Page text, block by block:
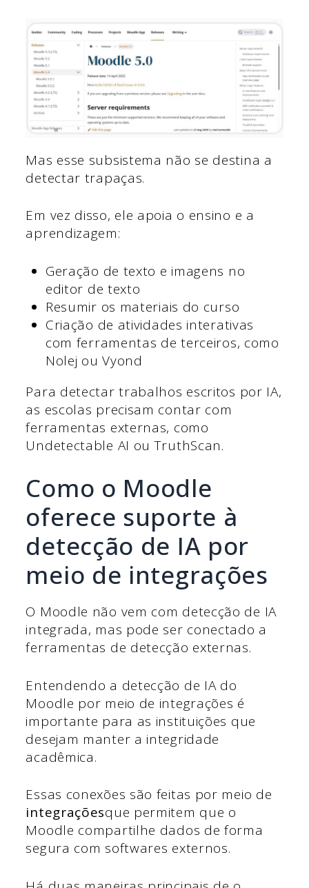
Mas esse subsistema não se destina a
detectar trapaças.
Em vez disso, ele apoia o ensino e a
aprendizagem:
Geração de texto e imagens no
editor de texto
Resumir os materiais do curso
Criação de atividades interativas
com ferramentas de terceiros, como
Nolej ou Vyond
Para detectar trabalhos escritos por IA,
as escolas precisam contar com
ferramentas externas, como
Undetectable AI ou TruthScan.
Como o Moodle
oferece suporte à
detecção de IA por
meio de integrações
O Moodle não vem com detecção de IA
integrada, mas pode ser conectado a
ferramentas de detecção externas.
Entendendo a detecção de IA do
Moodle por meio de integrações é
importante para as instituições que
desejam manter a integridade
acadêmica.
Essas conexões são feitas por meio de
integraçõesque permitem que o
Moodle compartilhe dados de forma
segura com softwares externos.